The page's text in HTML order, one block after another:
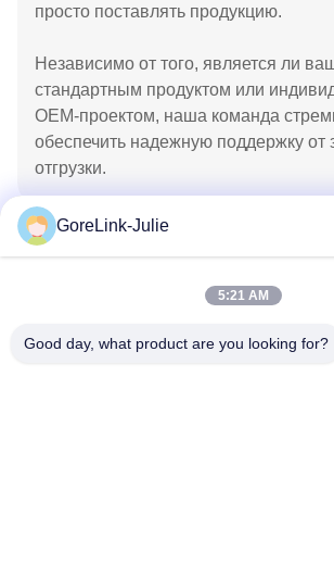
просто поставлять продукцию.
Независимо от того, является ли
стандартным продуктом или
OEM-проектом, наша команда
обеспечить надежную поддержку от
отгрузки.
Свяжитесь мы
GoreLink-Julie
5:21 AM
Good day, what product are you looking for?